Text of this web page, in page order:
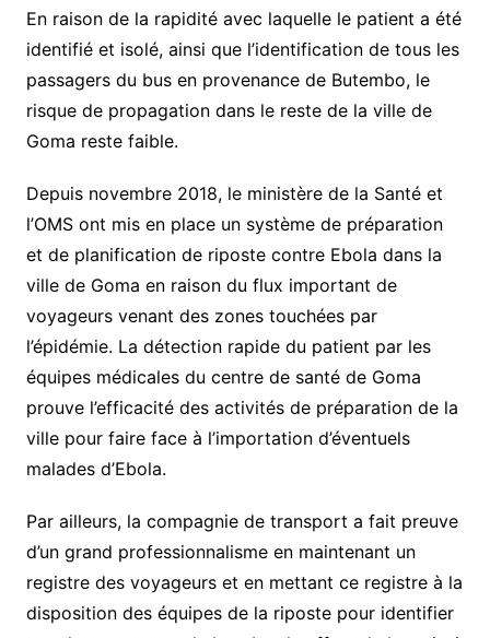
En raison de la rapidité avec laquelle le patient a été
identifié et isolé, ainsi que l’identification de tous les
passagers du bus en provenance de Butembo, le
risque de propagation dans le reste de la ville de
Goma reste faible.
Depuis novembre 2018, le ministère de la Santé et
l’OMS ont mis en place un système de préparation
et de planification de riposte contre Ebola dans la
ville de Goma en raison du flux important de
voyageurs venant des zones touchées par
l’épidémie. La détection rapide du patient par les
équipes médicales du centre de santé de Goma
prouve l’efficacité des activités de préparation de la
ville pour faire face à l’importation d’éventuels
malades d’Ebola.
Par ailleurs, la compagnie de transport a fait preuve
d’un grand professionnalisme en maintenant un
registre des voyageurs et en mettant ce registre à la
disposition des équipes de la riposte pour identifier